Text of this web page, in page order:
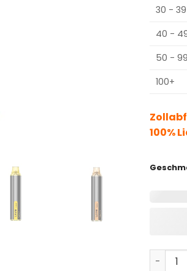
30 - 39
40 -
50 - 99
100+
100%
Lavie